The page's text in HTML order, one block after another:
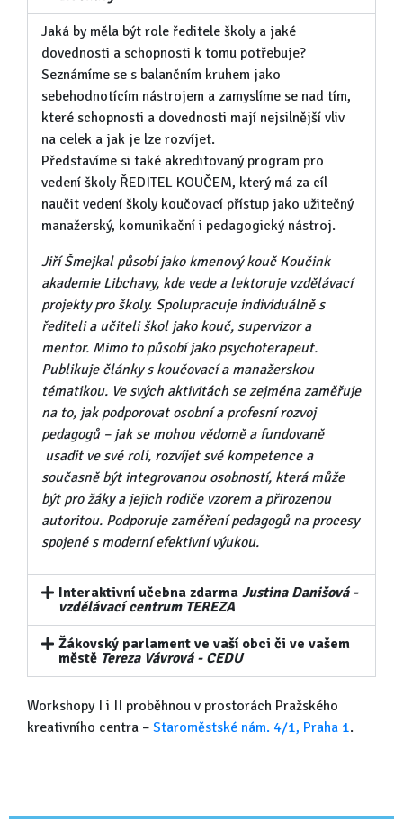
Jaká by měla být role ředitele školy a jaké
dovednosti a schopnosti k tomu potřebuje?
Seznámíme se s balančním kruhem jako
sebehodnotícím nástrojem a zamyslíme se nad tím,
které schopnosti a dovednosti mají nejsilnější vliv
na celek a jak je lze rozvíjet.
Představíme si také akreditovaný program pro
vedení školy ŘEDITEL KOUČEM, který má za cíl
naučit vedení školy koučovací přístup jako užitečný
manažerský, komunikační i pedagogický nástroj.
Jiří Šmejkal působí jako kmenový kouč Koučink
akademie Libchavy, kde vede a lektoruje vzdělávací
projekty pro školy. Spolupracuje individuálně s
řediteli a učiteli škol jako kouč, supervizor a
mentor. Mimo to působí jako psychoterapeut.
Publikuje články s koučovací a manažerskou
tématikou. Ve svých aktivitách se zejména zaměřuje
na to, jak podporovat osobní a profesní rozvoj
pedagogů – jak se mohou vědomě a fundovaně
usadit ve své roli, rozvíjet své kompetence a
současně být integrovanou osobností, která může
být pro žáky a jejich rodiče vzorem a přirozenou
autoritou. Podporuje zaměření pedagogů na procesy
spojené s moderní efektivní výukou.
Interaktivní učebna zdarmaJustina Danišová -
vzdělávací centrum TEREZA
Žákovský parlament ve vaší obci či ve vašem
městě Tereza Vávrová - CEDU
Workshopy I i II proběhnou v prostorách Pražského
kreativního centra – Staroměstské nám. 4/1, Praha 1.